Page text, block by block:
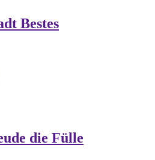
Bestes
die Fülle